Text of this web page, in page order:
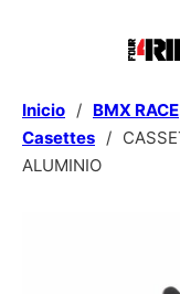
Inicio / BMX RACE
Casettes /
ALUMINIO